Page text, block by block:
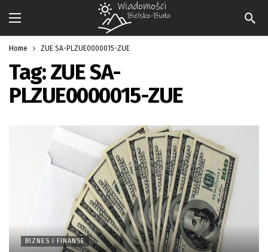
Home ZUE SA-PLZUE0000015-ZUE
Tag:ZUE SA-
PLZUE0000015-ZUE
BIZNES I FINANSE